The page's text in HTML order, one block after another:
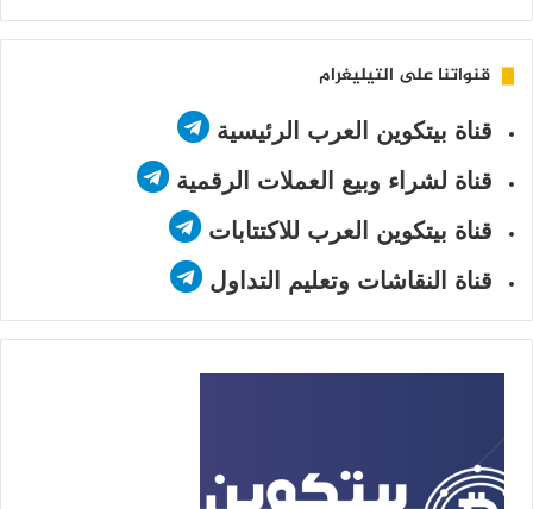
قنواتنا على التيليغرام
قناة بيتكوين العرب الرئيسية
قناة لشراء وبيع العملات الرقمية
قناة بيتكوين العرب للاكتتابات
قناة النقاشات وتعليم التداول